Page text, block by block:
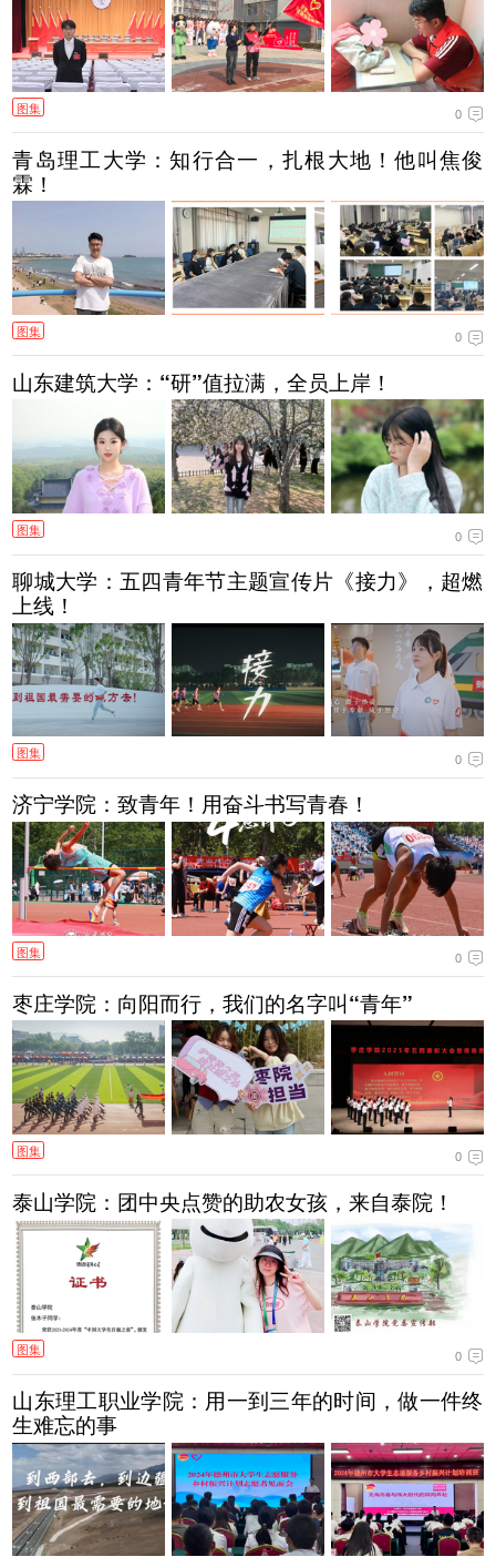
图集 0
青岛理工大学：知行合一，扎根大地！他叫焦俊
霖！
图集 0
山东建筑大学：“研”值拉满，全员上岸！
图集 0
聊城大学：五四青年节主题宣传片《接力》，超燃
上线！
图集 0
济宁学院：致青年！用奋斗书写青春！
图集 0
枣庄学院：向阳而行，我们的名字叫“青年”
图集 0
泰山学院：团中央点赞的助农女孩，来自泰院！
图集 0
山东理工职业学院：用一到三年的时间，做一件终
生难忘的事